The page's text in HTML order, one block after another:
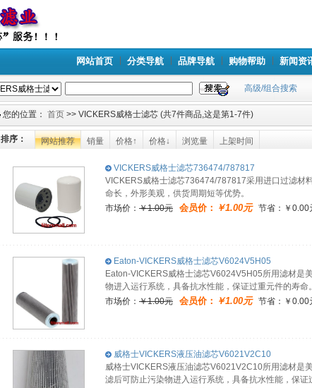
网站首页 分类导航 品牌导航 购物帮助 新闻资
高级/组合搜索
您的位置： 首页 >> VICKERS威格士滤芯 (共7件商品,这是第1-7件)
排序： 网站推荐 销量 价格↑ 价格↓ 浏览量 上架时间
VICKERS威格士滤芯736474/787817
VICKERS威格士滤芯736474/787817采用进口过滤材
命长，外形美观，供货周期短等优势。
市场价： ￥1.00元 会员价： ￥1.00元节省：￥0.00
Eaton-VICKERS威格士滤芯V6024V5H05
Eaton-VICKERS威格士滤芯V6024V5H05所用滤材是
物进入运行系统，具备抗水性能，保证过重元件的寿命。
市场价： ￥1.00元 会员价： ￥1.00元节省：￥0.00
威格士VICKERS液压油滤芯V6021V2C10
威格士VICKERS液压油滤芯V6021V2C10所用滤材是
滤后可防止污染物进入运行系统，具备抗水性能，保证